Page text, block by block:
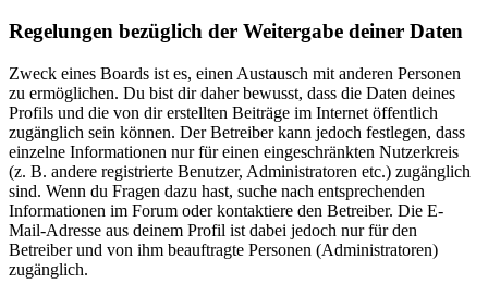
Regelungen bezüglich der Weitergabe deiner Daten
Zweck eines Boards ist es, einen Austausch mit anderen Personen
zu ermöglichen. Du bist dir daher bewusst, dass die Daten deines
Profils und die von dir erstellten Beiträge im Internet öffentlich
zugänglich sein können. Der Betreiber kann jedoch festlegen, dass
einzelne Informationen nur für einen eingeschränkten Nutzerkreis
(z. B. andere registrierte Benutzer, Administratoren etc.) zugänglich
sind. Wenn du Fragen dazu hast, suche nach entsprechenden
Informationen im Forum oder kontaktiere den Betreiber. Die E-
Mail-Adresse aus deinem Profil ist dabei jedoch nur für den
Betreiber und von ihm beauftragte Personen (Administratoren)
zugänglich.